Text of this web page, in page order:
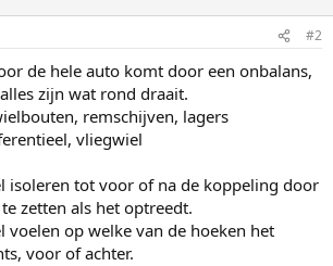
#2
de hele auto komt door een onbalans,
zijn wat rond draait.
remschijven, lagers
vliegwiel
isoleren tot voor of na de koppeling door
zetten als het optreedt.
voelen op welke van de hoeken het
voor of achter.